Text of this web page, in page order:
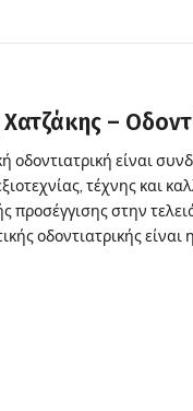
Χατζάκης –
οδοντιατρική είναι
τέχνης και
προσέγγισης στην
οδοντιατρικής